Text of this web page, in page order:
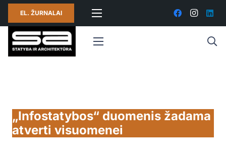
EL. ŽURNALAI
„Infostatybos“ duomenis žadama
atverti visuomenei